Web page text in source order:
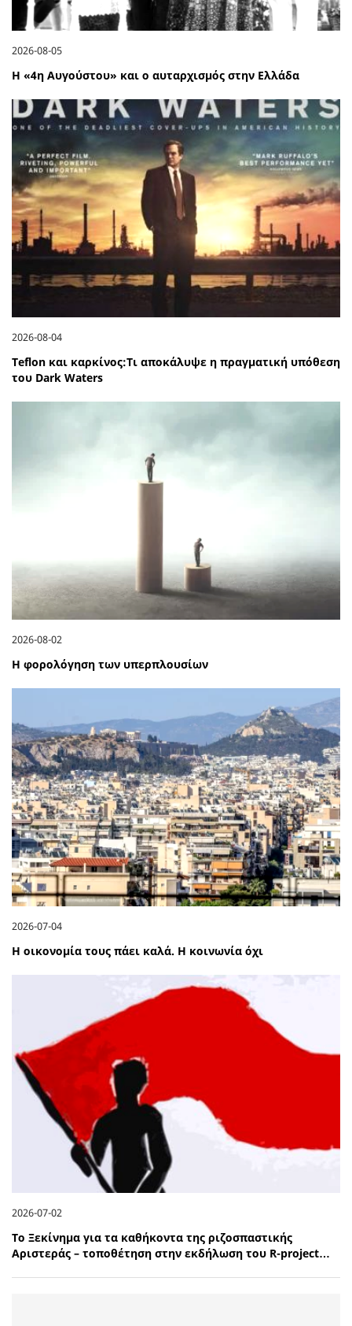
2026-08-05
Η «4η Αυγούστου» και ο αυταρχισμός στην Ελλάδα
2026-08-04
Teflon και καρκίνος:Τι αποκάλυψε η πραγματική υπόθεση
του Dark Waters
2026-08-02
Η φορολόγηση των υπερπλουσίων
2026-07-04
Η οικονομία τους πάει καλά. Η κοινωνία όχι
2026-07-02
Το Ξεκίνημα για τα καθήκοντα της ριζοσπαστικής
Αριστεράς – τοποθέτηση στην εκδήλωση του R-project…